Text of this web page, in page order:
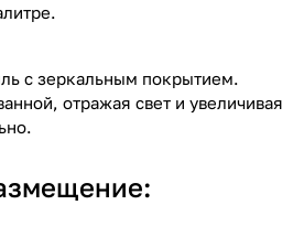
с зеркальным покрытием.
отражая свет и увеличивая